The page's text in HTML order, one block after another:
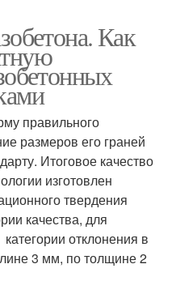
Как
правильного
размеров его граней
Итоговое качество
изготовлен
твердения
качества, для
отклонения в
3 мм, по толщине 2